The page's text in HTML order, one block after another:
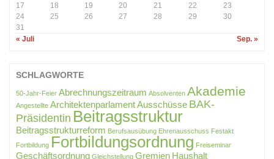
17
18 19 20 21 22
23
24
25 26 27 28 29
30
31
« Juli
Sep. »
SCHLAGWORTE
50-Jahr-Feier Abrechnungszeitraum Absolventen Akademie
Angestellte ArchitektenparlamentAusschüsse BAK-
Präsidentin Beitragsstruktur
Beitragsstrukturreform Berufsausübung Ehrenausschuss Festakt
Fortbildung Fortbildungsordnung Freiseminar
Geschäftsordnung Gleichstellung Gremien Haushalt